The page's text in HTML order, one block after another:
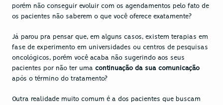
porém não conseguir evoluir com os agendamentos pelo fato de
os pacientes não saberem o que você oferece exatamente?
Já parou pra pensar que, em alguns casos, existem terapias em
fase de experimento em universidades ou centros de pesquisas
oncológicos, porém você acaba não sugerindo aos seus
pacientes por não ter uma continuação da sua comunicação
após o término do tratamento?
Outra realidade muito comum é a dos pacientes que buscam